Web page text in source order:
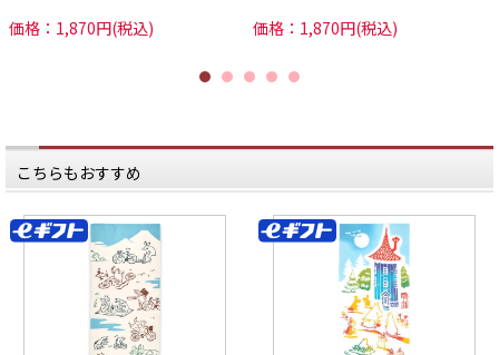
価格：1,870円(税込)
価格：1,870円(税込)
こちらもおすすめ